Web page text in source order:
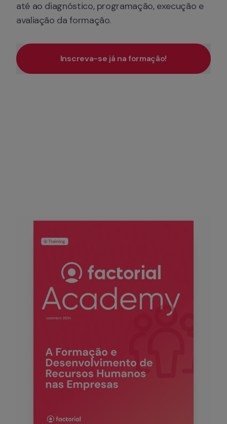
até ao diagnóstico, programação, execução e
avaliação da formação.
Inscreva-se já na formação!